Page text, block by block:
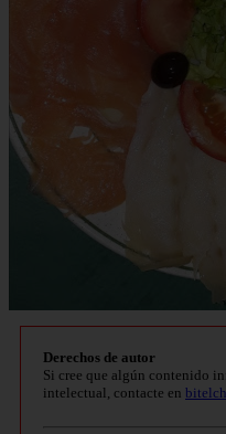
Derechos de autor
Si cree que algún contenido
intelectual, contacte en